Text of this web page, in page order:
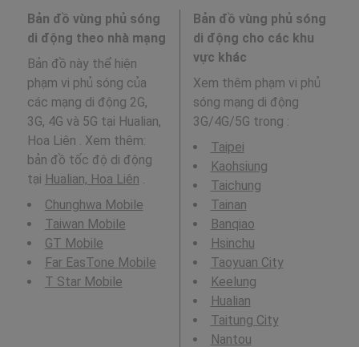
Bản đồ vùng phủ sóng
di động theo nhà mạng
Bản đồ này thể hiện
phạm vi phủ sóng của
các mạng di động 2G,
3G, 4G và 5G tại Hualian,
Hoa Liên . Xem thêm:
bản đồ tốc độ di động
tại Hualian, Hoa Liên .
Chunghwa Mobile
Taiwan Mobile
GT Mobile
Far EasTone Mobile
T Star Mobile
Bản đồ vùng phủ sóng
di động cho các khu
vực khác
Xem thêm phạm vi phủ
sóng mạng di động
3G/4G/5G trong :
Taipei
Kaohsiung
Taichung
Tainan
Banqiao
Hsinchu
Taoyuan City
Keelung
Hualian
Taitung City
Nantou